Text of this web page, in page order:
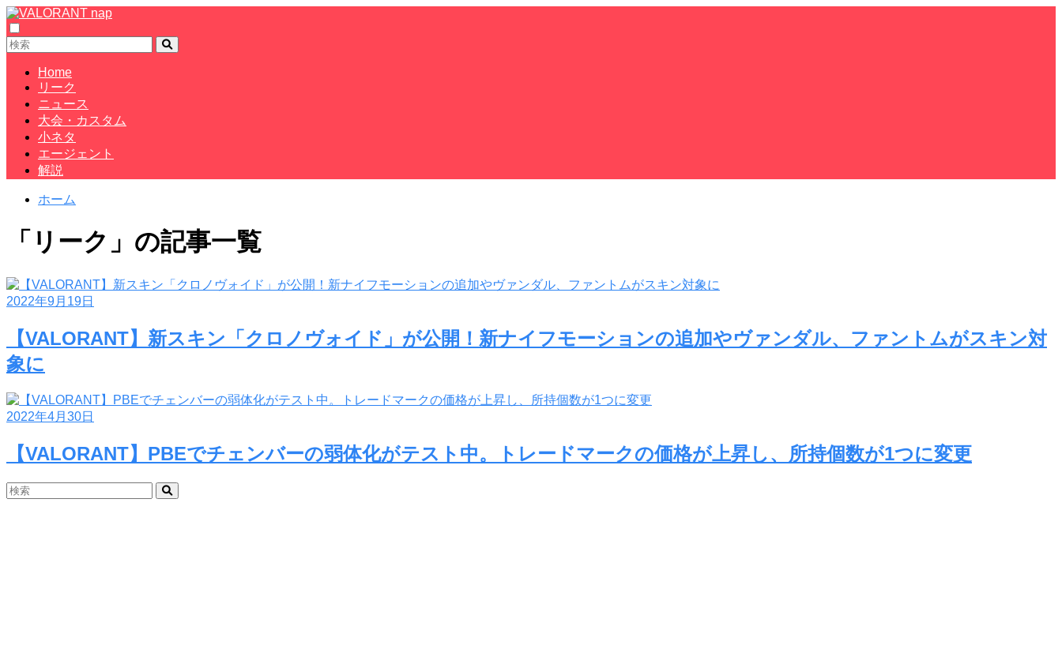
Home
リーク
ニュース
大会・カスタム
小ネタ
エージェント
解説
ホーム
「リーク」の記事一覧
2022年9月19日
【VALORANT】新スキン「クロノヴォイド」が公開！新ナイフモーションの追加やヴァンダル、ファントムがスキン対
象に
2022年4月30日
【VALORANT】PBEでチェンバーの弱体化がテスト中。トレードマークの価格が上昇し、所持個数が1つに変更